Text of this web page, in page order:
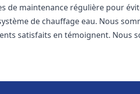
de maintenance régulière pour
de chauffage eau. Nous
satisfaits en témoignent. Nous